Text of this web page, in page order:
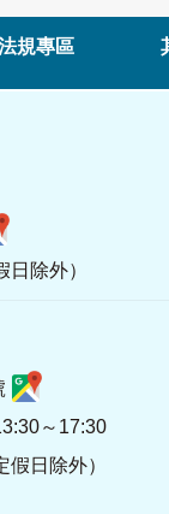
規專區
除外）
～17:30
日除外）